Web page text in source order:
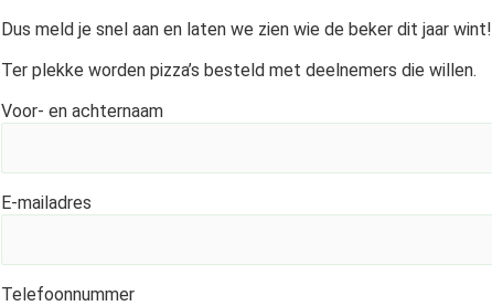
Dus meld je snel aan en laten we zien wie de beker dit jaar wint!
Ter plekke worden pizza’s besteld met deelnemers die willen.
Voor- en achternaam
E-mailadres
Telefoonnummer